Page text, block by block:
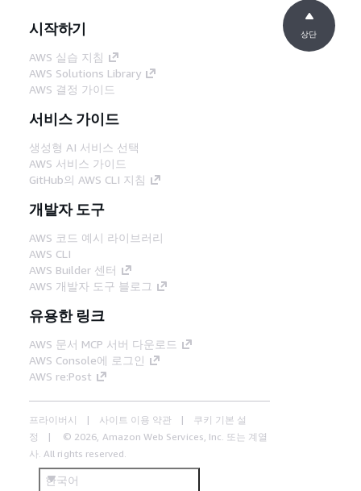
시작하기
AWS 실습 지침
AWS Solutions Library
AWS 결정 가이드
서비스 가이드
생성형 AI 서비스 선택
AWS 서비스 가이드
GitHub의 AWS CLI 지침
개발자 도구
AWS 코드 예시 라이브러리
AWS CLI
AWS Builder 센터
AWS 개발자 도구 블로그
유용한 링크
AWS 문서 MCP 서버 다운로드
AWS Console에 로그인
AWS re:Post
프라이버시 사이트 이용 약관
쿠키 기본 설
정
© 2026, Amazon Web Services, Inc. 또는 계열
사. All rights reserved.
한국어
상단